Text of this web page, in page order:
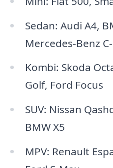
Sedan: Audi A4,
Mercedes-Benz
Kombi: Skoda
Golf, Ford Focus
SUV: Nissan
BMW X5
MPV: Renault